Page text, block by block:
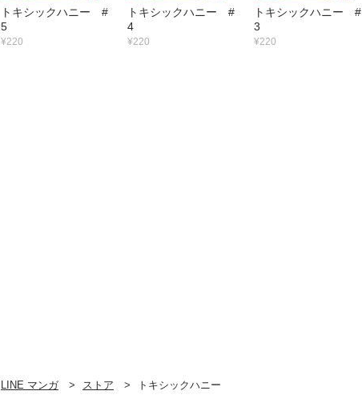
トキシックハニー #
5
¥220
トキシックハニー #
4
¥220
トキシックハニー #
3
¥220
LINE マンガ ストア トキシックハニー